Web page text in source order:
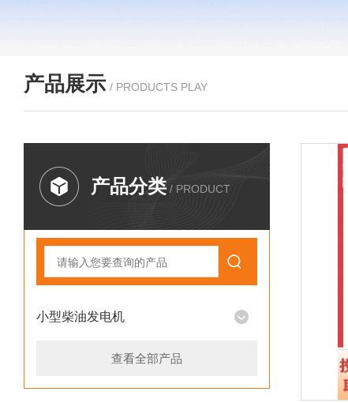
产品展示 / PRODUCTS PLAY
产品分类 / PRODUCT
小型柴油发电机
查看全部产品